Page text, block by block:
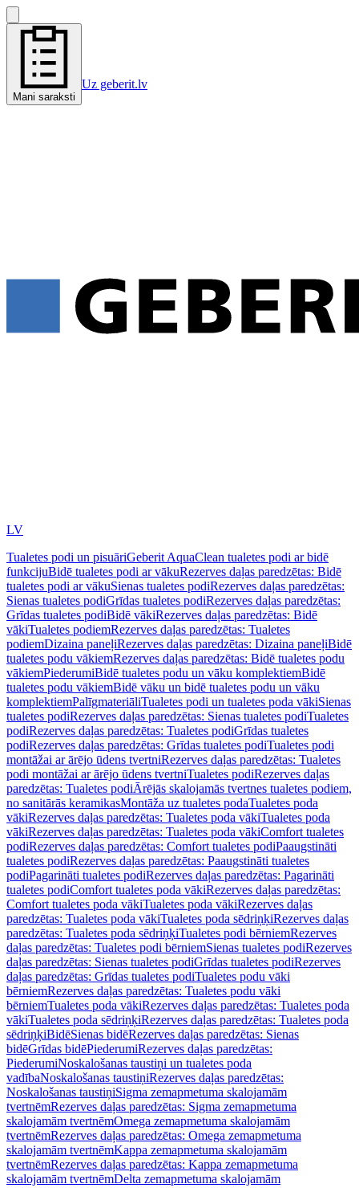
Mani saraksti
Uz geberit.lv
LV
Tualetes podi un pisuāriGeberit AquaClean tualetes podi ar bidē
funkcijuBidē tualetes podi ar vākuRezerves daļas paredzētas: Bidē
tualetes podi ar vākuSienas tualetes podiRezerves daļas paredzētas:
Sienas tualetes podiGrīdas tualetes podiRezerves daļas paredzētas:
Grīdas tualetes podiBidē vākiRezerves daļas paredzētas: Bidē
vākiTualetes podiemRezerves daļas paredzētas: Tualetes
podiemDizaina paneļiRezerves daļas paredzētas: Dizaina paneļiBidē
tualetes podu vākiemRezerves daļas paredzētas: Bidē tualetes podu
vākiemPiederumiBidē tualetes podu un vāku komplektiemBidē
tualetes podu vākiemBidē vāku un bidē tualetes podu un vāku
komplektiemPalīgmateriāliTualetes podi un tualetes poda vākiSienas
tualetes podiRezerves daļas paredzētas: Sienas tualetes podiTualetes
podiRezerves daļas paredzētas: Tualetes podiGrīdas tualetes
podiRezerves daļas paredzētas: Grīdas tualetes podiTualetes podi
montāžai ar ārējo ūdens tvertniRezerves daļas paredzētas: Tualetes
podi montāžai ar ārējo ūdens tvertniTualetes podiRezerves daļas
paredzētas: Tualetes podiĀrējās skalojamās tvertnes tualetes podiem,
no sanitārās keramikasMontāža uz tualetes podaTualetes poda
vākiRezerves daļas paredzētas: Tualetes poda vākiTualetes poda
vākiRezerves daļas paredzētas: Tualetes poda vākiComfort tualetes
podiRezerves daļas paredzētas: Comfort tualetes podiPaaugstināti
tualetes podiRezerves daļas paredzētas: Paaugstināti tualetes
podiPagarināti tualetes podiRezerves daļas paredzētas: Pagarināti
tualetes podiComfort tualetes poda vākiRezerves daļas paredzētas:
Comfort tualetes poda vākiTualetes poda vākiRezerves daļas
paredzētas: Tualetes poda vākiTualetes poda sēdriņķiRezerves daļas
paredzētas: Tualetes poda sēdriņķiTualetes podi bērniemRezerves
daļas paredzētas: Tualetes podi bērniemSienas tualetes podiRezerves
daļas paredzētas: Sienas tualetes podiGrīdas tualetes podiRezerves
daļas paredzētas: Grīdas tualetes podiTualetes podu vāki
bērniemRezerves daļas paredzētas: Tualetes podu vāki
bērniemTualetes poda vākiRezerves daļas paredzētas: Tualetes poda
vākiTualetes poda sēdriņķiRezerves daļas paredzētas: Tualetes poda
sēdriņķiBidēSienas bidēRezerves daļas paredzētas: Sienas
bidēGrīdas bidēPiederumiRezerves daļas paredzētas:
PiederumiNoskalošanas taustiņi un tualetes poda
vadībaNoskalošanas taustiņiRezerves daļas paredzētas:
Noskalošanas taustiņiSigma zemapmetuma skalojamām
tvertnēmRezerves daļas paredzētas: Sigma zemapmetuma
skalojamām tvertnēmOmega zemapmetuma skalojamām
tvertnēmRezerves daļas paredzētas: Omega zemapmetuma
skalojamām tvertnēmKappa zemapmetuma skalojamām
tvertnēmRezerves daļas paredzētas: Kappa zemapmetuma
skalojamām tvertnēmDelta zemapmetuma skalojamām